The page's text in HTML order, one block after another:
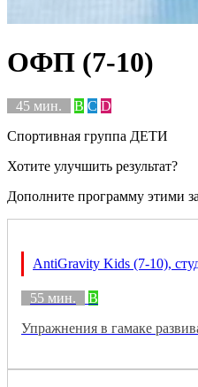
ОФП (7-10)
45 мин. B C D
Спортивная группа ДЕТИ
Хотите улучшить результат?
Дополните программу этими
AntiGravity Kids (7-10),
55 мин.
B
Упражнения в гамаке